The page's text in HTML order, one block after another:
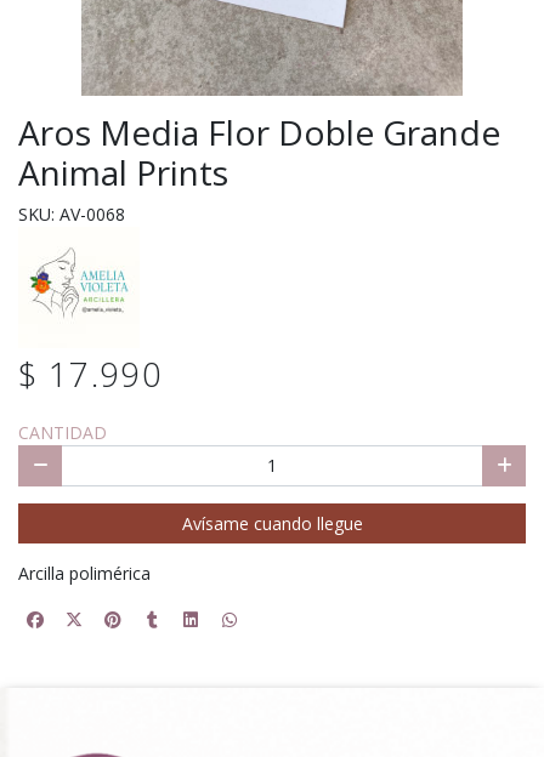
Aros Media Flor Doble Grande
Animal Prints
SKU: AV-0068
$ 17.990
CANTIDAD
Avísame cuando llegue
Arcilla polimérica